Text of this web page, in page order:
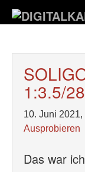
Hauptinhalt
1:3.5/
10. Juni 2021,
Ausprobieren
Das war